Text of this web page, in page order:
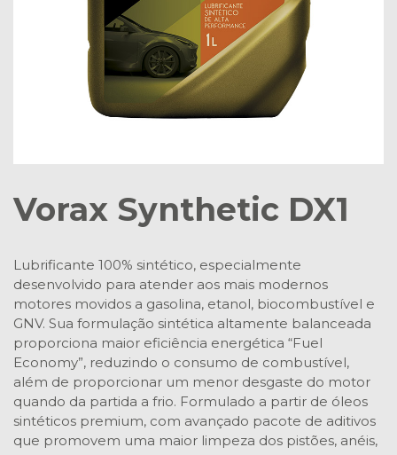
Vorax Synthetic DX1
Lubrificante 100% sintético, especialmente
desenvolvido para atender aos mais modernos
motores movidos a gasolina, etanol, biocombustível e
GNV. Sua formulação sintética altamente balanceada
proporciona maior eficiência energética “Fuel
Economy”, reduzindo o consumo de combustível,
além de proporcionar um menor desgaste do motor
quando da partida a frio. Formulado a partir de óleos
sintéticos premium, com avançado pacote de aditivos
que promovem uma maior limpeza dos pistões, anéis,